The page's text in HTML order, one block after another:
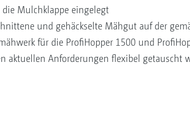
Mulchklappe eingelegt
und gehäckselte Mähgut auf der
für die ProfiHopper 1500 und
aktuellen Anforderungen flexibel getauscht